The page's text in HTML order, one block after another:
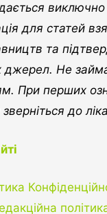
для статей
та
джерел. Не
При перших
до